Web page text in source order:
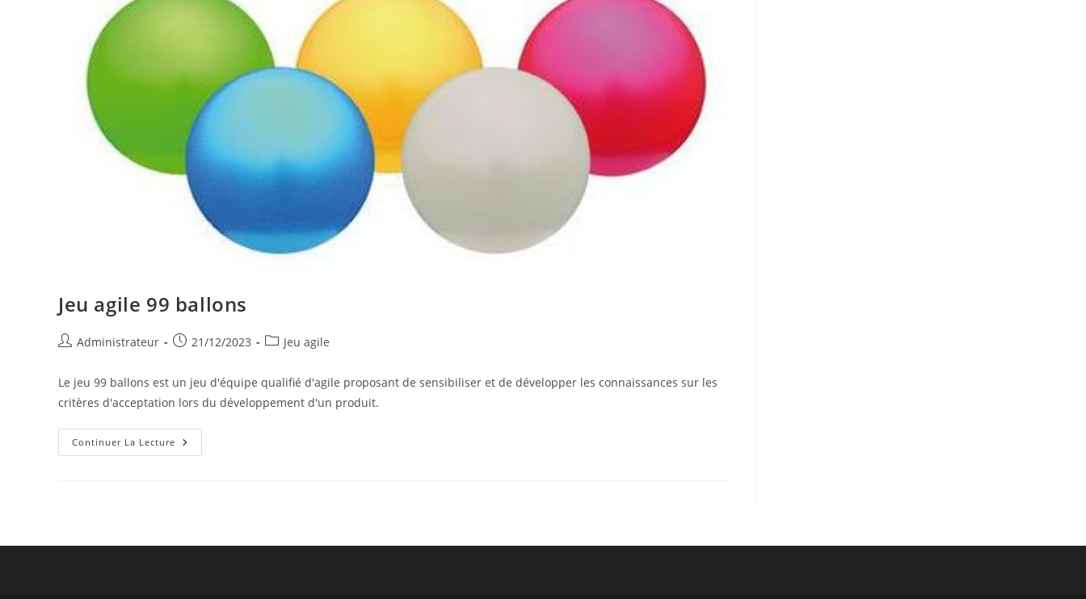
Jeu agile 99 ballons
Auteur/autrice
publication :
Administrateur
Publication
21/12/2023
PostJeu agile
Le jeu 99 ballons est un jeu d'équipe qualifié d'agile proposant de sensibiliser et de développer les connaissances sur les
critères d'acceptation lors du développement d'un produit.
Continuer La Lecture Jeu
Agile